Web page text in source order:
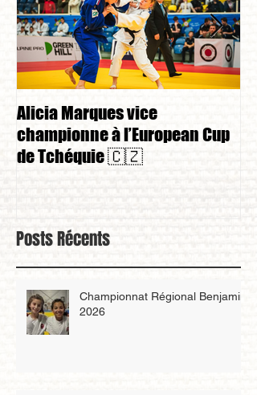
Alicia Marques vice
championne à l’European Cup
de Tchéquie 🇨🇿
Posts Récents
Championnat Régional Benjamin
2026